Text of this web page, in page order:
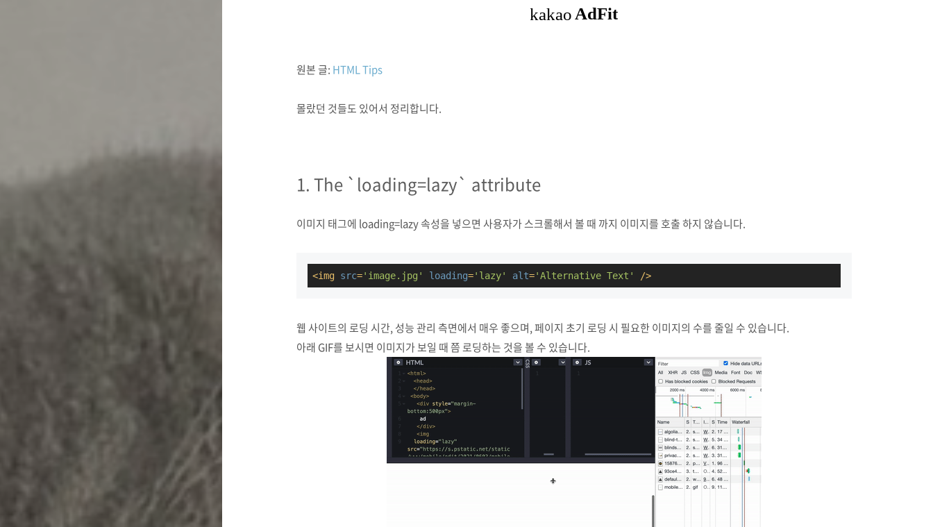
원본 글: HTML Tips
몰랐던 것들도 있어서 정리합니다.
1. The `loading=lazy` attribute
이미지 태그에 loading=lazy 속성을 넣으면 사용자가 스크롤해서 볼 때 까지 이미지를 호출 하지 않습니다.
<img src='image.jpg' loading='lazy' alt='Alternative Text' />
웹 사이트의 로딩 시간, 성능 관리 측면에서 매우 좋으며, 페이지 초기 로딩 시 필요한 이미지의 수를 줄일 수 있습니다.
아래 GIF를 보시면 이미지가 보일 때 쯤 로딩하는 것을 볼 수 있습니다.